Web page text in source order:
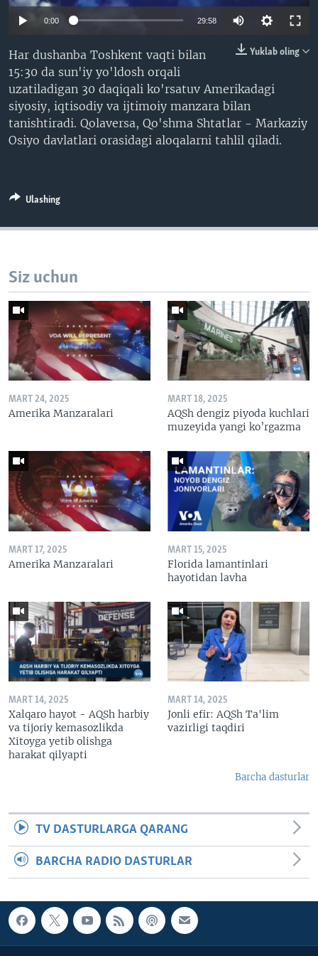
XABARLAR SURATLARDA
TELEGRAM
SOUNDCLOUD
VOA
Auto 240p 480p
720p 1080p
0:00 29:58
480p
720p
1080p
Yuklab oling
Har dushanba Toshkent vaqti bilan
15:30 da sun'iy yo'ldosh orqali
uzatiladigan 30 daqiqali ko'rsatuv Amerikadagi
siyosiy, iqtisodiy va ijtimoiy manzara bilan
tanishtiradi. Qolaversa, Qo'shma Shtatlar - Markaziy
Osiyo davlatlari orasidagi aloqalarni tahlil qiladi.
Ulashing
Siz uchun
MART 24, 2025
Amerika Manzaralari
MART 18, 2025
AQSh dengiz piyoda kuchlari
muzeyida yangi ko’rgazma
MART 17, 2025
Amerika Manzaralari
MART 15, 2025
Florida lamantinlari
hayotidan lavha
MART 14, 2025
Xalqaro hayot - AQSh harbiy
va tijoriy kemasozlikda
Xitoyga yetib olishga
harakat qilyapti
MART 14, 2025
Jonli efir: AQSh Ta'lim
vazirligi taqdiri
Barcha dasturlar
TV DASTURLARGA QARANG
BARCHA RADIO DASTURLAR